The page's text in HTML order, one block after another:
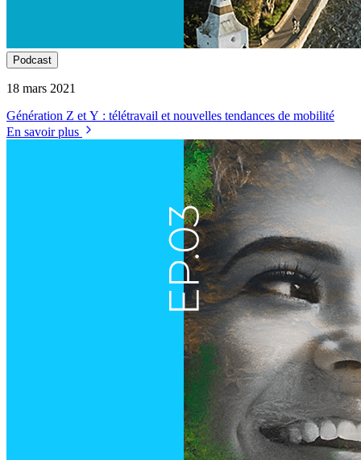
Podcast
18 mars 2021
Génération Z et Y : télétravail et nouvelles tendances de mobilité
En savoir plus